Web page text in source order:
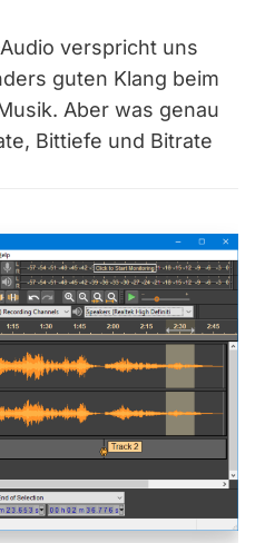
verspricht uns
guten Klang beim
Aber was genau
Bittiefe und Bitrate